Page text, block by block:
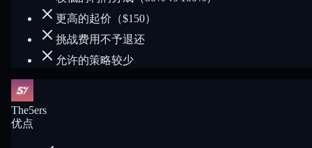
更高的起价（$150）
挑战费用不予退还
允许的策略较少
The5ers
优点